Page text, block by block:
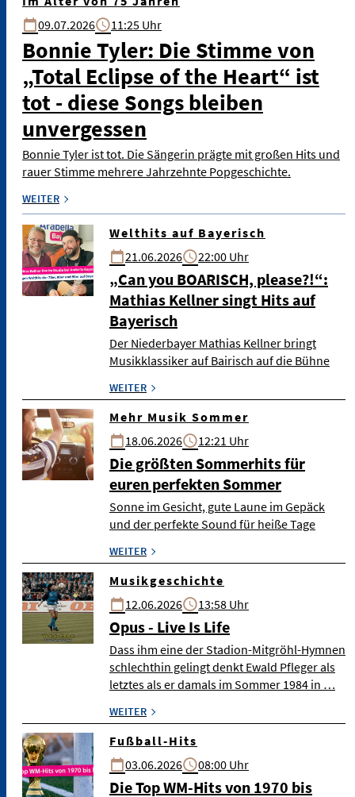
09.07.2026
11:25 Uhr
Bonnie Tyler: Die Stimme von
„Total Eclipse of the Heart“ ist
tot - diese Songs bleiben
unvergessen
Bonnie Tyler ist tot. Die Sängerin prägte mit großen Hits und
rauer Stimme mehrere Jahrzehnte Popgeschichte.
WEITER
Welthits auf Bayerisch
21.06.2026
22:00 Uhr
„Can you BOARISCH, please?!“:
Mathias Kellner singt Hits auf
Bayerisch
Der Niederbayer Mathias Kellner bringt
Musikklassiker auf Bairisch auf die Bühne
WEITER
Mehr Musik Sommer
18.06.2026
12:21 Uhr
Die größten Sommerhits für
euren perfekten Sommer
Sonne im Gesicht, gute Laune im Gepäck
und der perfekte Sound für heiße Tage
WEITER
Musikgeschichte
12.06.2026
13:58 Uhr
Opus - Live Is Life
Dass ihm eine der Stadion-Mitgröhl-Hymnen
schlechthin gelingt denkt Ewald Pfleger als
letztes als er damals im Sommer 1984 in …
WEITER
Fußball-Hits
03.06.2026
08:00 Uhr
Die Top WM-Hits von 1970 bis